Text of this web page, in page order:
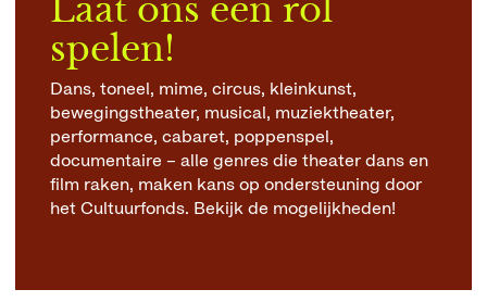
Laat ons een rol
spelen!
Dans, toneel, mime, circus, kleinkunst,
bewegingstheater, musical, muziektheater,
performance, cabaret, poppenspel,
documentaire – alle genres die theater dans en
film raken, maken kans op ondersteuning door
het Cultuurfonds. Bekijk de mogelijkheden!